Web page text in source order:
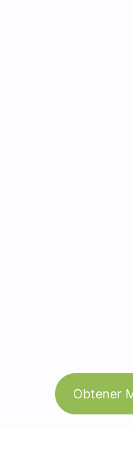
Obtener